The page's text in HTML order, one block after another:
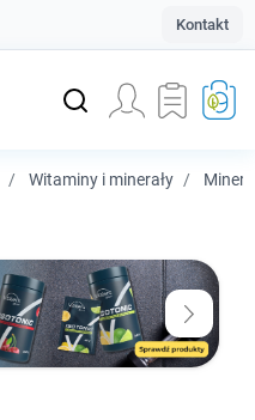
Kontakt
Witaminy i minerały